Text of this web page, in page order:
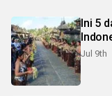
Ini 5
Jul 9th